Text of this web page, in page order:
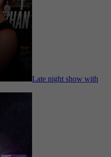
Late night show with